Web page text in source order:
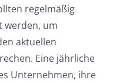
regelmäßig
werden, um
aktuellen
Eine jährliche
Unternehmen, ihre